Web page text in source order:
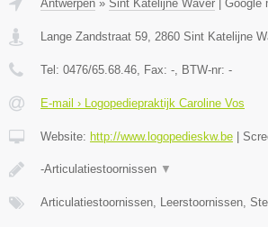
Antwerpen » Sint Katelijne Waver Google
Lange Zandstraat 59, 2860 Sint Katelijne
Tel: 0476/65.68.46, Fax: -, BTW-nr: -
E-mail › Logopediepraktijk Caroline Vos
Website: http://www.logopedieskw.be
-Articulatiestoornissen ▼
Articulatiestoornissen, Leerstoornissen,